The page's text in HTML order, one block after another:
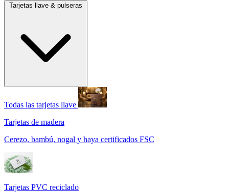
Todas las tarjetas llave
Tarjetas de madera
Cerezo, bambú, nogal y haya certificados FSC
Tarjetas PVC reciclado